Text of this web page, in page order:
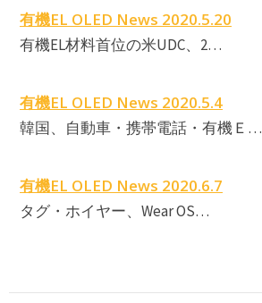
有機EL OLED News 2020.5.20
有機EL材料首位の米UDC、2…
有機EL OLED News 2020.5.4
韓国、自動車・携帯電話・有機Ｅ…
有機EL OLED News 2020.6.7
タグ・ホイヤー、Wear OS…